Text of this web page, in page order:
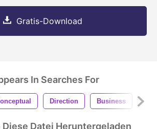
Gratis-Download
In Searches For
Direction Business
Diese Datei Heruntergeladen